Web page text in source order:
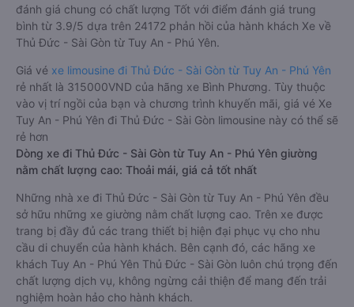
đánh giá chung có chất lượng Tốt với điểm đánh giá trung
bình từ 3.9/5 dựa trên 24172 phản hồi của hành khách Xe về
Thủ Đức - Sài Gòn từ Tuy An - Phú Yên.
Giá vé xe limousine đi Thủ Đức - Sài Gòn từ Tuy An - Phú Yên
rẻ nhất là 315000VND của hãng xe Bình Phương. Tùy thuộc
vào vị trí ngồi của bạn và chương trình khuyến mãi, giá vé Xe
Tuy An - Phú Yên đi Thủ Đức - Sài Gòn limousine này có thể sẽ
rẻ hơn
Dòng xe đi Thủ Đức - Sài Gòn từ Tuy An - Phú Yên giường
nằm chất lượng cao: Thoải mái, giá cả tốt nhất
Những nhà xe đi Thủ Đức - Sài Gòn từ Tuy An - Phú Yên đều
sở hữu những xe giường nằm chất lượng cao. Trên xe được
trang bị đầy đủ các trang thiết bị hiện đại phục vụ cho nhu
cầu di chuyển của hành khách. Bên cạnh đó, các hãng xe
khách Tuy An - Phú Yên Thủ Đức - Sài Gòn luôn chú trọng đến
chất lượng dịch vụ, không ngừng cải thiện để mang đến trải
nghiệm hoàn hảo cho hành khách.